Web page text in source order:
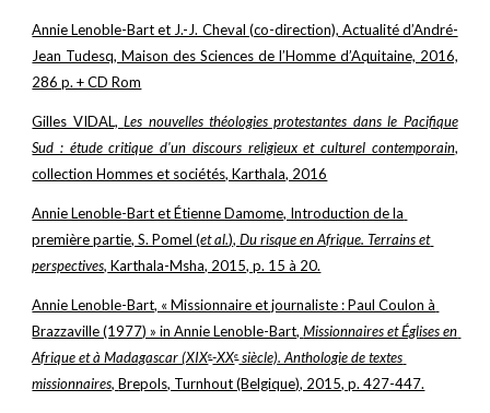
Annie Lenoble-Bart et J.-J. Cheval (co-direction), Actualité d’André-
Jean Tudesq, Maison des Sciences de l’Homme d’Aquitaine, 2016,
286 p. + CD Rom
Gilles VIDAL,Les nouvelles théologies protestantes dans le Pacifique
Sud : étude critique d'un discours religieux et culturel contemporain,
collection Hommes et sociétés, Karthala, 2016
Annie Lenoble-Bart et Étienne Damome, Introduction de la
première partie, S. Pomel (et al.), Du risque en Afrique. Terrains et
perspectives, Karthala-Msha, 2015, p. 15 à 20.
Annie Lenoble-Bart, « Missionnaire et journaliste : Paul Coulon à
Brazzaville (1977) » in Annie Lenoble-Bart, Missionnaires et Églises en
Afrique et à Madagascar (XIXe-XXe siècle). Anthologie de textes
missionnaires, Brepols, Turnhout (Belgique), 2015, p. 427-447.